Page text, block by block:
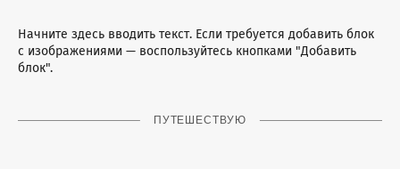
Начните здесь вводить текст. Если требуется добавить блок
с изображениями — воспользуйтесь кнопками "Добавить
блок".
ПУТЕШЕСТВУЮ